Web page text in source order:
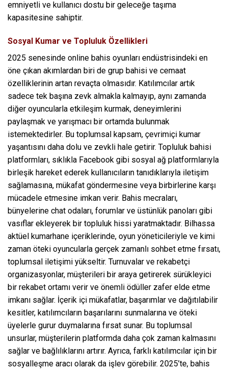
emniyetli ve kullanıcı dostu bir geleceğe taşıma
kapasitesine sahiptir.
Sosyal Kumar ve Topluluk Özellikleri
2025 senesinde online bahis oyunları endüstrisindeki en
öne çıkan akımlardan biri de grup bahisi ve cemaat
özelliklerinin artan revaçta olmasıdır. Katılımcılar artık
sadece tek başına zevk almakla kalmayıp, aynı zamanda
diğer oyuncularla etkileşim kurmak, deneyimlerini
paylaşmak ve yarışmacı bir ortamda bulunmak
istemektedirler. Bu toplumsal kapsam, çevrimiçi kumar
yaşantısını daha dolu ve zevkli hale getirir. Topluluk bahisi
platformları, sıklıkla Facebook gibi sosyal ağ platformlarıyla
birleşik hareket ederek kullanıcıların tanıdıklarıyla iletişim
sağlamasına, mükafat göndermesine veya birbirlerine karşı
mücadele etmesine imkan verir. Bahis mecraları,
bünyelerine chat odaları, forumlar ve üstünlük panoları gibi
vasıflar ekleyerek bir topluluk hissi yaratmaktadır. Bilhassa
aktüel kumarhane içeriklerinde, oyun yöneticileriyle ve kimi
zaman öteki oyuncularla gerçek zamanlı sohbet etme fırsatı,
toplumsal iletişimi yükseltir. Turnuvalar ve rekabetçi
organizasyonlar, müşterileri bir araya getirerek sürükleyici
bir rekabet ortamı verir ve önemli ödüller zafer elde etme
imkanı sağlar. İçerik içi mükafatlar, başarımlar ve dağıtılabilir
kesitler, katılımcıların başarılarını sunmalarına ve öteki
üyelerle gurur duymalarına fırsat sunar. Bu toplumsal
unsurlar, müşterilerin platformda daha çok zaman kalmasını
sağlar ve bağlılıklarını artırır. Ayrıca, farklı katılımcılar için bir
sosyalleşme aracı olarak da işlev görebilir. 2025’te, bahis